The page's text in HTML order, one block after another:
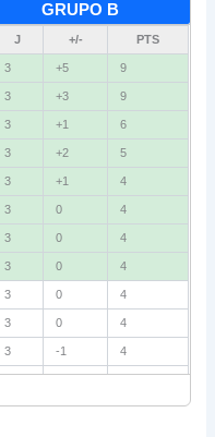
GRUPO B
J +/- PTS
3 +5 9
3 +3 9
3 +1 6
3 +2 5
3 +1 4
3 0 4
3 0 4
3 0 4
3 0 4
3 0 4
3 -1 4
3 -2 4
3 -1 3